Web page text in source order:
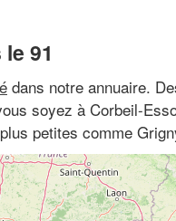
91
dans notre annuaire.
soyez à Corbeil-
petites comme